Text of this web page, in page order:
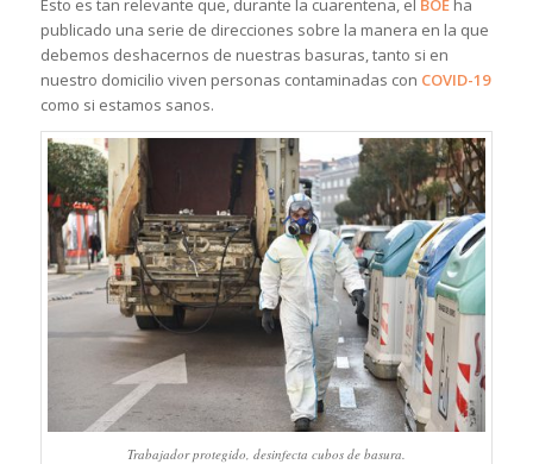
Esto es tan relevante que, durante la cuarentena, el BOE ha
publicado una serie de direcciones sobre la manera en la que
debemos deshacernos de nuestras basuras, tanto si en
nuestro domicilio viven personas contaminadas con COVID-19
como si estamos sanos.
Trabajador protegido, desinfecta cubos de basura.